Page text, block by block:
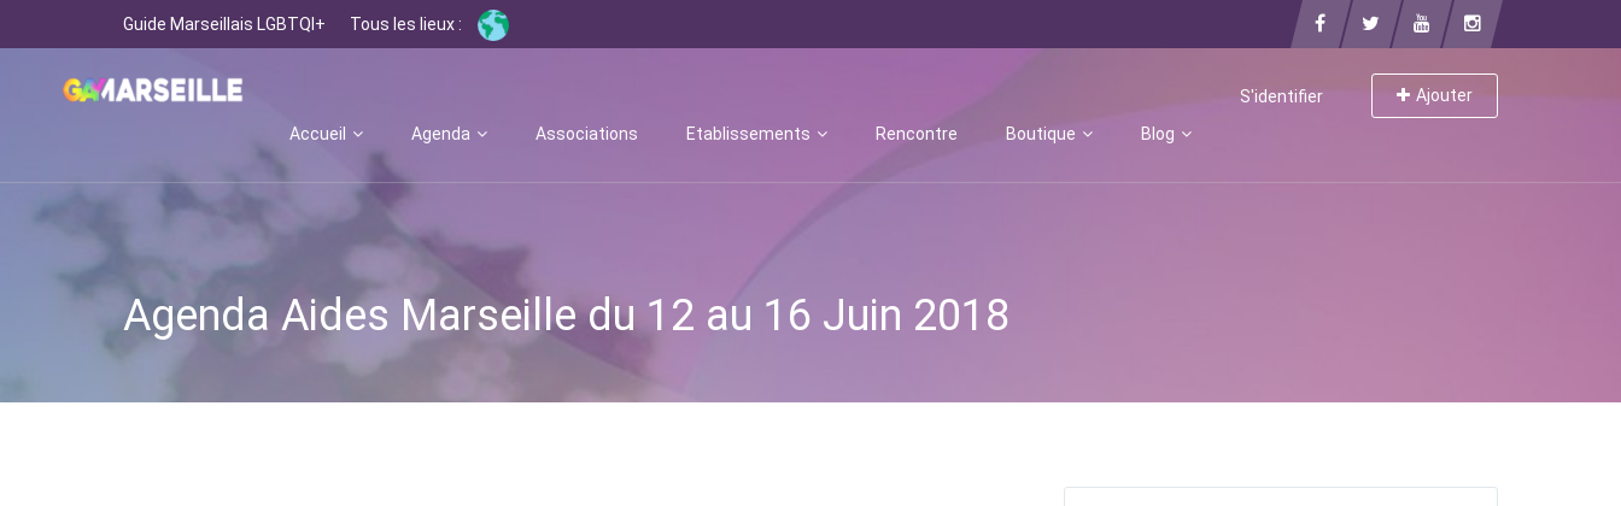
Guide Marseillais LGBTQI+ Tous les lieux :
S'identifier
Ajouter
Accueil
Agenda Associations Etablissements Rencontre Boutique Blog
Agenda Aides Marseille du 12 au 16 Juin 2018